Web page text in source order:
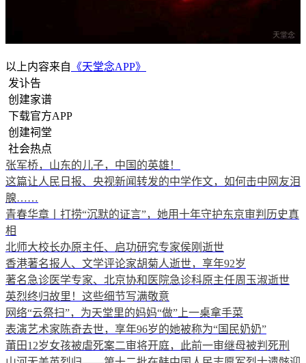
以上内容来自 《天堂念APP》
发讣告
创建家谱
下载官方APP
创建祠堂
社会热点
张军桥，山东的儿子，中国的英雄！
这篇让人民日报、央视新闻转发的中学作文，如何击中网友泪
腺……
青春华章丨打捞“沉默的证言”，她用十年守护东京审判历史真
相
北师大校长办原主任、启功研究专家侯刚逝世
香港著名报人、文学评论家胡菊人逝世，享年92岁
著名急诊医学专家、北京协和医院急诊科原主任周玉淑逝世
英烈终归故里！这些细节写满敬意
网络“云祭扫”，为天堂里的妈妈“做”上一桌拿手菜
表演艺术家陈奇去世，享年96岁的她被称为“国民奶奶”
莆田12岁女孩被虐死案二审将开庭，此前一审继母被判死刑